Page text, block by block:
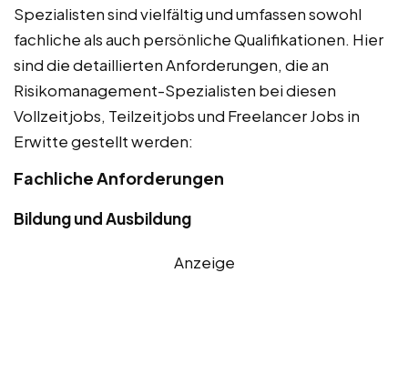
Spezialisten sind vielfältig und umfassen sowohl
fachliche als auch persönliche Qualifikationen. Hier
sind die detaillierten Anforderungen, die an
Risikomanagement-Spezialisten bei diesen
Vollzeitjobs, Teilzeitjobs und Freelancer Jobs in
Erwitte gestellt werden:
Fachliche Anforderungen
Bildung und Ausbildung
Anzeige